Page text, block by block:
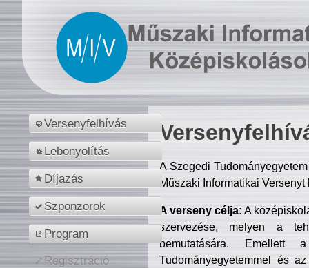
Versenyfelhívás
Lebonyolítás
Díjazás
Szponzorok
Program
Regisztráció
A Szegedi
Műszaki Informatikai
A verseny célja: A
szervezése, melyen a
bemutatására. Emellett
Tudományegyetemmel és